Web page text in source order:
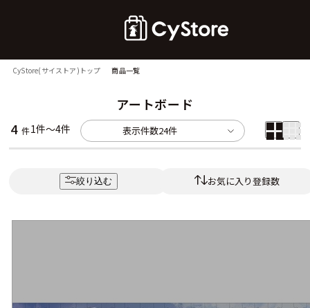
CyStore(サイストア)トップ 商品一覧
アートボード
4 件1件～4件 表示件数24件
絞り込む お気に入り登録数